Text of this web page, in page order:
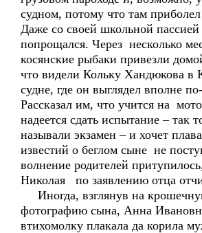
судном, потому что там
Даже со своей школьной пассией
попрощался. Через несколько
косянские рыбаки привезли
что видели Кольку Хандюкова в
судне, где он выглядел вполне
Рассказал им, что учится на
надеется сдать испытание – так
называли экзамен – и хочет
известий о беглом сыне не
волнение родителей
Николая по заявлению отца
Иногда, взглянув на
фотографию сына, Анна
втихомолку плакала да корила